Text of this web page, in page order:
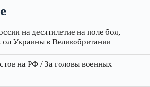
на десятилетие на поле боя,
Украины в Великобритании
на РФ / За головы военных